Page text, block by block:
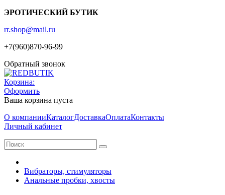
ЭРОТИЧЕСКИЙ БУТИК
rr.shop@mail.ru
+7(960)870-96-99
Обратный звонок
Корзина:
Оформить
Ваша корзина пуста
О компанииКаталогДоставкаОплатаКонтакты
Личный кабинет
Вибраторы, стимуляторы
Анальные пробки, хвосты